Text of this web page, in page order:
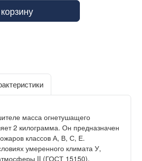
масса огнетушащего
2 килограмма. Он предназначен
классов А, В, С, Е.
умеренного климата У,
II (ГОСТ 15150).